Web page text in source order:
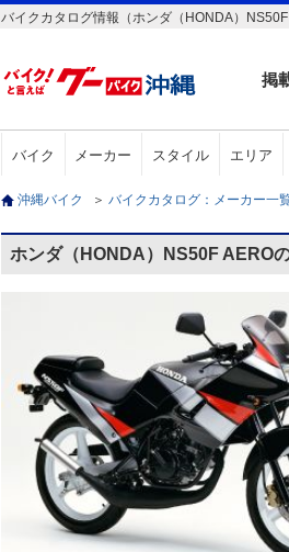
バイクカタログ情報（ホンダ（HONDA）NS50F
掲
バイク メーカー スタイル エリア
沖縄バイク ＞ バイクカタログ：メーカー一
ホンダ（HONDA）NS50F AERO